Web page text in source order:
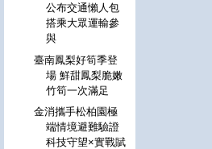
公布交通懶人包
搭乘大眾運輸參
與
臺南鳳梨好筍季登
場 鮮甜鳳梨脆嫩
竹筍一次滿足
金消攜手松柏園極
端情境避難驗證
科技守望×實戰賦